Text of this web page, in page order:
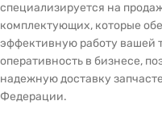
специализируется на
комплектующих, которые
эффективную работу вашей
оперативность в бизнесе,
надежную доставку
Федерации.